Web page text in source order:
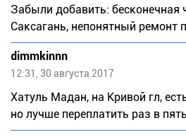
Забыли добавить: бесконечная
Саксагань, непонятный ремонт
dimmkinnn
12:31, 30 августа 2017
Хатуль Мадан, на Кривой гл,
но лучше переплатить раз в